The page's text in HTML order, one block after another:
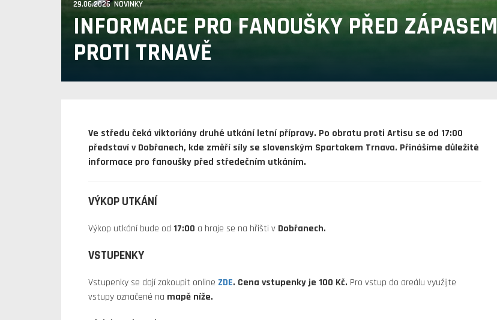
29.06.2026 NOVINKY
INFORMACE PRO FANOUŠKY PŘED ZÁPASEM
PROTI TRNAVĚ
Ve středu čeká viktoriány druhé utkání letní přípravy. Po obratu proti Artisu se od 17:00
představí v Dobřanech, kde změří síly se slovenským Spartakem Trnava. Přinášíme důležité
informace pro fanoušky před středečním utkáním.
VÝKOP UTKÁNÍ
Výkop utkání bude od 17:00 a hraje se na hřišti v Dobřanech.
VSTUPENKY
Vstupenky se dají zakoupit online ZDE. Cena vstupenky je 100 Kč. Pro vstup do areálu využijte
vstupy označené na mapě níže.